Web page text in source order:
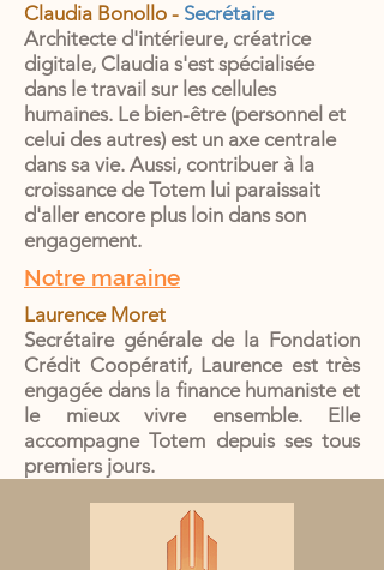
Claudia Bonollo - Secrétaire
Architecte d'intérieure, créatrice
digitale, Claudia s'est spécialisée
dans le travail sur les cellules
humaines. Le bien-être (personnel et
celui des autres) est un axe centrale
dans sa vie. Aussi, contribuer à la
croissance de Totem lui paraissait
d'aller encore plus loin dans son
engagement.
Notre maraine
Laurence Moret
Secrétaire générale de la Fondation
Crédit Coopératif, Laurence est très
engagée dans la finance humaniste et
le mieux vivre ensemble. Elle
accompagne Totem depuis ses tous
premiers jours.